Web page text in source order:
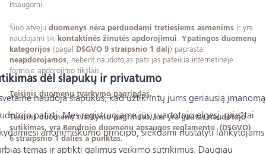
dėl slapukų ir privatumo
naudoja slapukus, kad užtikrintų jums geriausią įmanomą
patirtį. Mes registruojame jūsų vartotojo elgesį, griežtai
anonimiškumo principo, siekdami nustatyti lankytojams
temas ir aptikti galimus veikimo sutrikimus. Daugiau
išsaugomi.
Šiuo atveju duomenys nėra perduodami tretiesiems asmenims ir yra
naudojami tik kontaktinės žinutės apdorojimui. Ypatingos duomenų
kategorijos (pagal DSGVO 9 straipsnio 1 dalį) paprastai
neapdorojamos, nebent naudotojas pats jas pateikia internetinėje
formoje apdorojimo tikslais.
Teisinis duomenų tvarkymo pagrindas,
Teisinis duomenų tvarkymo pagrindas, kai yra gautas naudotojo
sutikimas, yra Bendrojo duomenų apsaugos reglamento (DSGVO)
6 straipsnio 1 dalies a punktas.